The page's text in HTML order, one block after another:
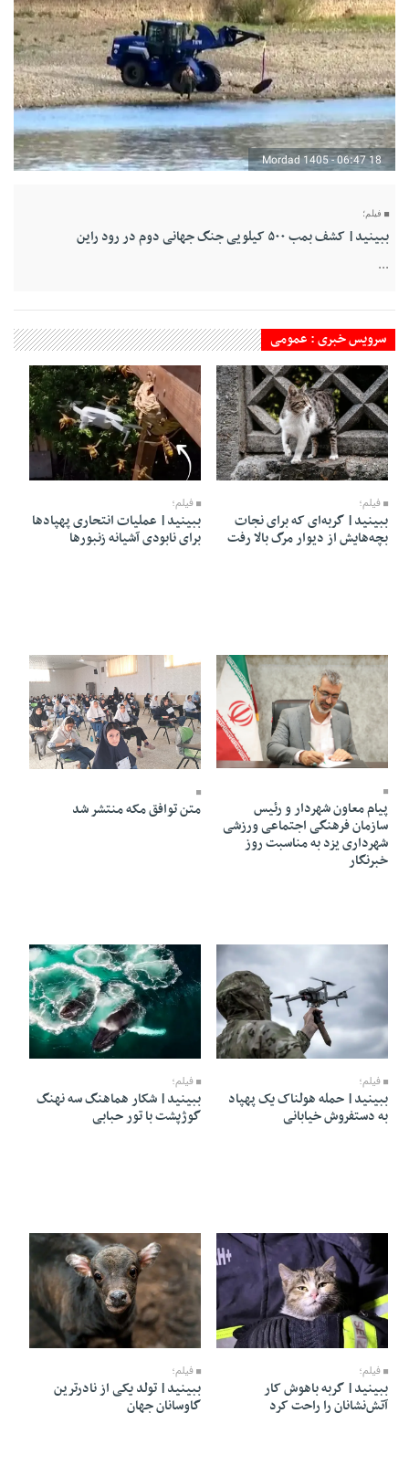
18 Mordad 1405 - 06:47
فیلم؛
ببینید| کشف بمب ۵۰۰ کیلویی جنگ جهانی دوم در رود راین
...
سرویس خبری : عمومی
17 Mordad 1405 - 10:27
فیلم؛
ببینید| گربه‌ای که برای نجات
بچه‌هایش از دیوار مرگ بالا رفت
فیلم؛
ببینید| عملیات انتحاری پهپادها
برای نابودی آشیانه زنبورها
17 Mordad 1405 - 10:10
پیام معاون شهردار و رئیس
سازمان فرهنگی اجتماعی ورزشی
شهرداری یزد به مناسبت روز
خبرنگار
16 Mordad 1405 - 20:29
متن توافق مکه منتشر شد
فیلم؛
ببینید| حمله هولناک یک پهپاد
به دستفروش خیابانی
فیلم؛
ببینید| شکار هماهنگ سه نهنگ
گوژپشت با تور حبابی
13 Mordad 1405 - 06:38
فیلم؛
ببینید| گربه باهوش کار
آتش‌نشانان را راحت کرد
13 Mordad 1405 - 06:33
فیلم؛
ببینید| تولد یکی از نادرترین
گاوسانان جهان